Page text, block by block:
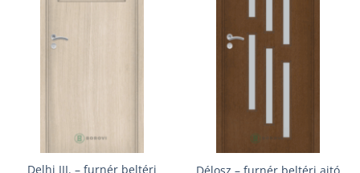
Delhi III. – furnér beltéri
Délosz – furnér beltéri ajtó